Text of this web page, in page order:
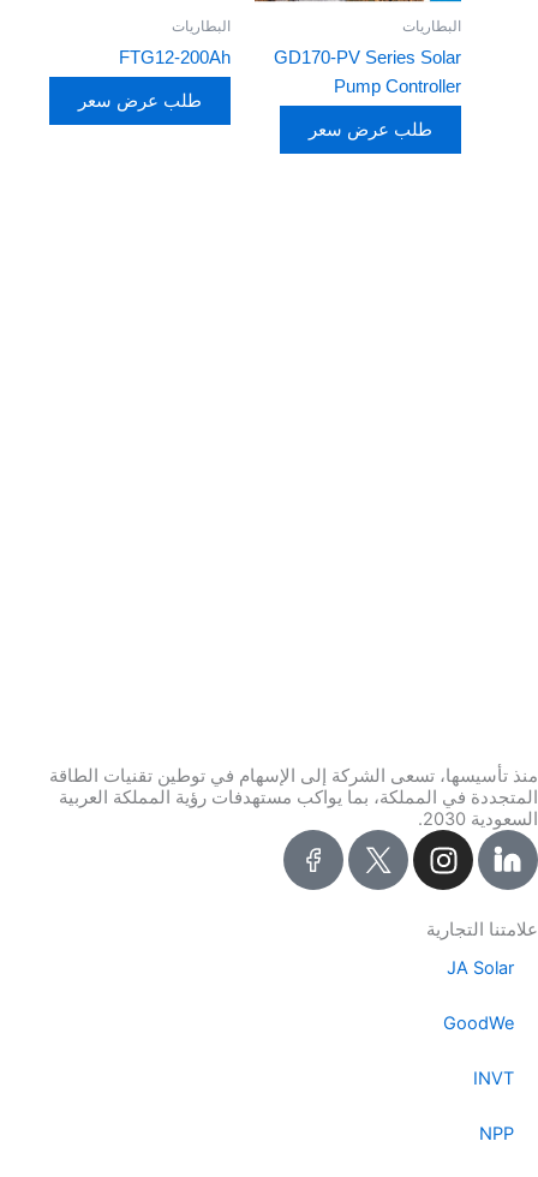
البطاريات
GD170-PV Series Solar
Pump Controller
طلب عرض سعر
البطاريات
FTG12-200Ah
طلب عرض سعر
منذ تأسيسها، تسعى الشركة إلى الإسهام في توطين تقنيات الطاقة
المتجددة في المملكة، بما يواكب مستهدفات رؤية المملكة العربية
السعودية 2030.
I
n
t
r
علامتنا التجارية
JA Solar
GoodWe
INVT
NPP